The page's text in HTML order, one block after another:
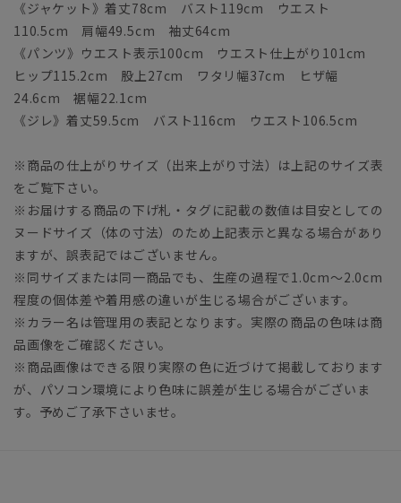
《ジャケット》着丈78cm バスト119cm ウエスト
110.5cm 肩幅49.5cm 袖丈64cm
《パンツ》ウエスト表示100cm ウエスト仕上がり101cm
ヒップ115.2cm 股上27cm ワタリ幅37cm ヒザ幅
24.6cm 裾幅22.1cm
《ジレ》着丈59.5cm バスト116cm ウエスト106.5cm
※商品の仕上がりサイズ（出来上がり寸法）は上記のサイズ表
をご覧下さい。
※お届けする商品の下げ札・タグに記載の数値は目安としての
ヌードサイズ（体の寸法）のため上記表示と異なる場合があり
ますが、誤表記ではございません。
※同サイズまたは同一商品でも、生産の過程で1.0cm～2.0cm
程度の個体差や着用感の違いが生じる場合がございます。
※カラー名は管理用の表記となります。実際の商品の色味は商
品画像をご確認ください。
※商品画像はできる限り実際の色に近づけて掲載しております
が、パソコン環境により色味に誤差が生じる場合がございま
す。予めご了承下さいませ。